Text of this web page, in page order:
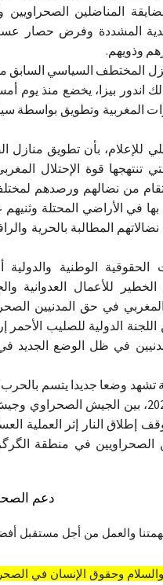
المناضلين الصحراويين
المشددة وفرض حصار
وذويهم.
المختطف السياسي السابق
اندور بيزا، يخضع منذ يوم
المغربية وتطويق بواسطة
للإعلام، بأن تطويق منازل
تنتهجها قوة الإحتلال
من نضالهم ورصدهم
في الأراضي المحتلة وثنيهم
المطالبة بالحرية
الوطنية والدولية
الخطير للأعمال العدوانية
المغربي في حق المدنيين
الدولية للصليب الأحمر
في ظل الوضع الجديد
تشهد وضعا جديدا يتسم
التي إستأنفت في 13 ديسمبر 2020، بين الجيش
إطلاق النار إثر العملية
الصحراويين في منطقة
دعم
والعمل من أجل مستقبل
وحقوق الإنسان في